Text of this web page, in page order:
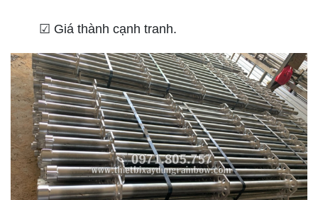
☑ Giá thành cạnh tranh.